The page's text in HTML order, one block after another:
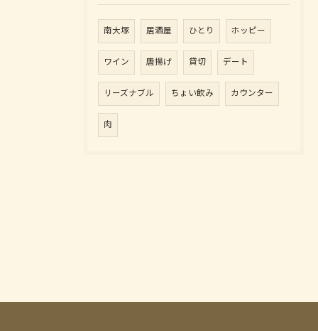
南大塚 居酒屋 ひとり ホッピー
ワイン 唐揚げ 貸切 デート
リーズナブル ちょい飲み カウンター
肉